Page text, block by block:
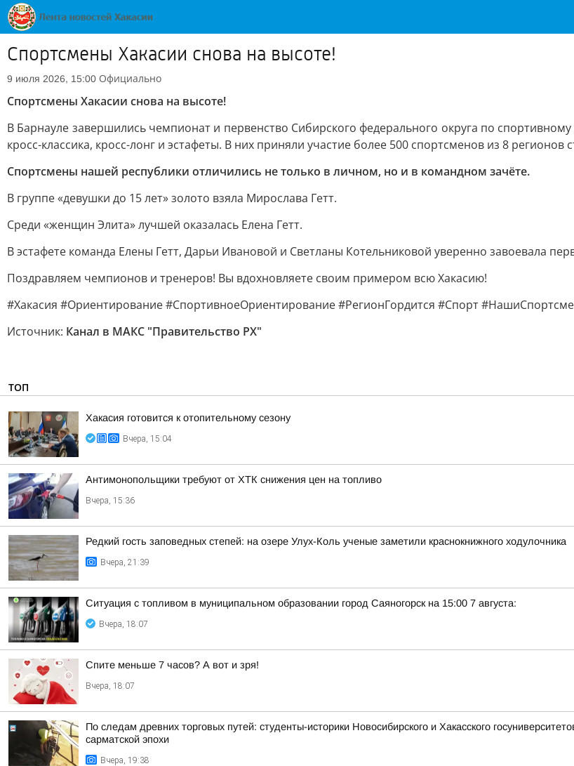
Спортсмены Хакасии снова на высоте!
9 июля 2026, 15:00 Официально
Спортсмены Хакасии снова на высоте!
В Барнауле завершились чемпионат и первенство Сибирского федерального округа по
кросс-классика, кросс-лонг и эстафеты. В них приняли участие более 500 спортсменов из 8 регионов
Спортсмены нашей республики отличились не только в личном, но и в командном зачёте.
В группе «девушки до 15 лет» золото взяла Мирослава Гетт.
Среди «женщин Элита» лучшей оказалась Елена Гетт.
В эстафете команда Елены Гетт, Дарьи Ивановой и Светланы Котельниковой уверенно завоевала
Поздравляем чемпионов и тренеров! Вы вдохновляете своим примером всю Хакасию!
#Хакасия #Ориентирование #СпортивноеОриентирование #РегионГордится #Спорт
Источник: Канал в МАКС "Правительство РХ"
ТОП
Хакасия готовится к отопительному сезону
Вчера, 15:04
Антимонопольщики требуют от ХТК снижения цен на топливо
Вчера, 15:36
Редкий гость заповедных степей: на озере Улух-Коль ученые заметили краснокнижного ходулочника
Вчера, 21:39
Ситуация с топливом в муниципальном образовании город Саяногорск на 15:00 7 августа:
Вчера, 18:07
Спите меньше 7 часов? А вот и зря!
Вчера, 18:07
По следам древних торговых путей: студенты-историки Новосибирского и Хакасского
сарматской эпохи
Вчера, 19:38